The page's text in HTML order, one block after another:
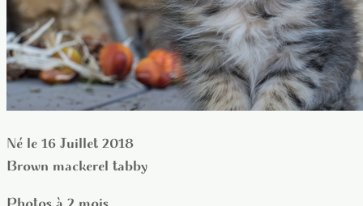
Né le 16 Juillet 2018
Brown mackerel tabby
Photos à 2 mois